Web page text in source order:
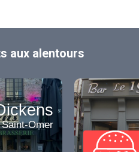
aux alentours
Saint-Omer